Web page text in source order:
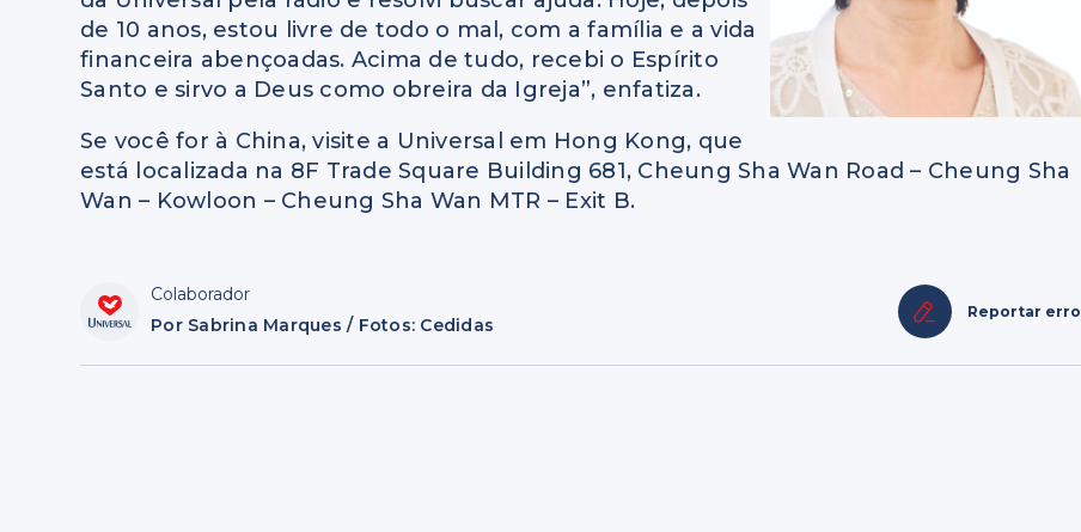
de 10 anos, estou livre de todo o mal, com a família e a vida
financeira abençoadas. Acima de tudo, recebi o Espírito
Santo e sirvo a Deus como obreira da Igreja”, enfatiza.
Se você for à China, visite a Universal em Hong Kong, que
está localizada na 8F Trade Square Building 681, Cheung Sha Wan Road – Cheung Sha
Wan – Kowloon – Cheung Sha Wan MTR – Exit B.
Colaborador
Por Sabrina Marques / Fotos: Cedidas
Reportar erro